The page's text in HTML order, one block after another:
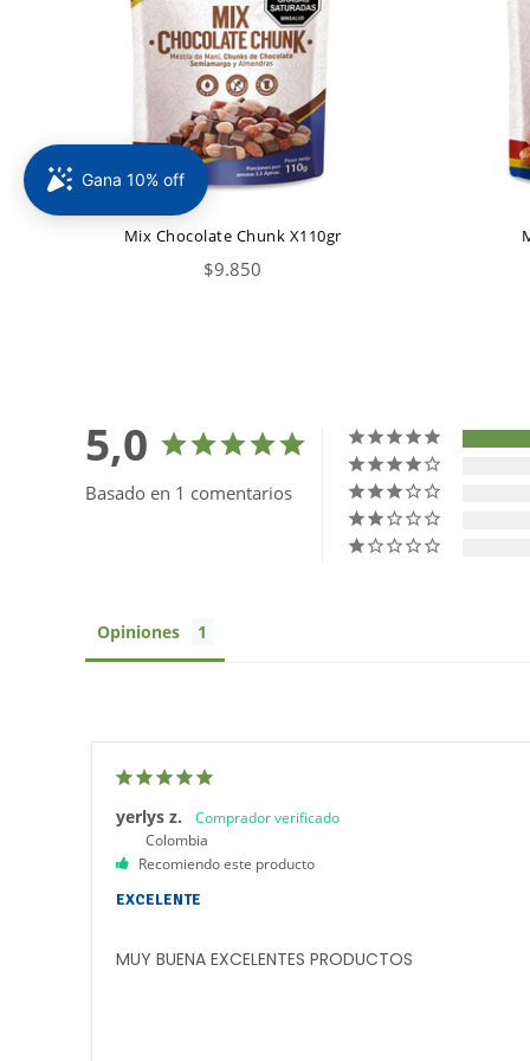
Mix Chocolate Chunk X110gr
Precio
$9.850
5,0
Basado en 1 comentarios
Opiniones
yerlys z.
Colombia
Recomiendo este producto
EXCELENTE
MUY BUENA EXCELENTES PRODUCTOS